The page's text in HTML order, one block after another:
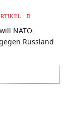
NATO-
Russland